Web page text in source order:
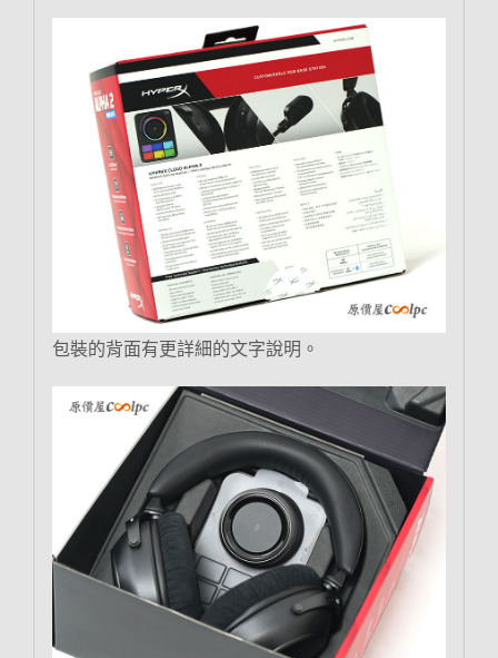
包裝的背面有更詳細的文字說明。